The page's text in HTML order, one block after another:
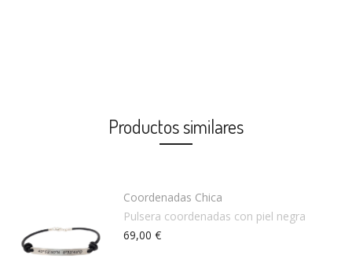
Productos similares
Coordenadas Chica
Pulsera coordenadas con piel negra
69,00 €